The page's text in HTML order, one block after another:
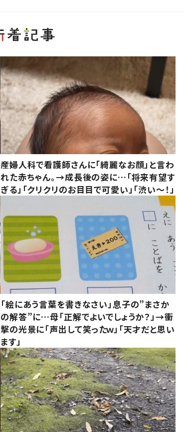
産婦人科で看護師さんに「綺麗なお顔」と言わ
れた赤ちゃん。→成長後の姿に…「将来有望す
ぎる」「クリクリのお目目で可愛い」「渋い～！」
「絵にあう言葉を書きなさい」息子の”まさか
の解答”に…母「正解でよいでしょうか？」→衝
撃の光景に「声出して笑ったｗ」「天才だと思い
ます」